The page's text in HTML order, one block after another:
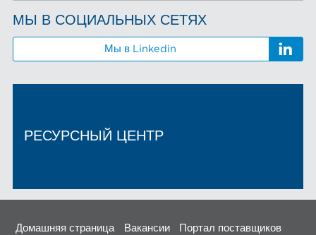
МЫ В СОЦИАЛЬНЫХ СЕТЯХ
Мы в Linkedin
РЕСУРСНЫЙ ЦЕНТР
Домашняя страница Вакансии
Портал поставщиков